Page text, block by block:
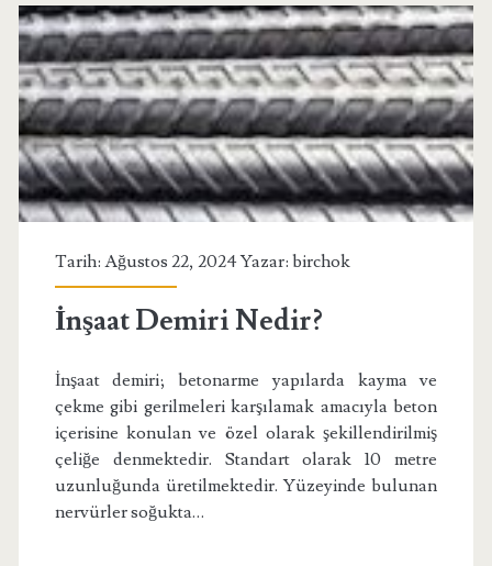
Tarih: Ağustos 22, 2024 Yazar: birchok
İnşaat Demiri Nedir?
İnşaat demiri; betonarme yapılarda kayma ve
çekme gibi gerilmeleri karşılamak amacıyla beton
içerisine konulan ve özel olarak şekillendirilmiş
çeliğe denmektedir. Standart olarak 10 metre
uzunluğunda üretilmektedir. Yüzeyinde bulunan
nervürler soğukta…